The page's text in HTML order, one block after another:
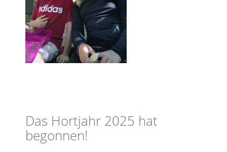
Das Hortjahr 2025 hat
begonnen!